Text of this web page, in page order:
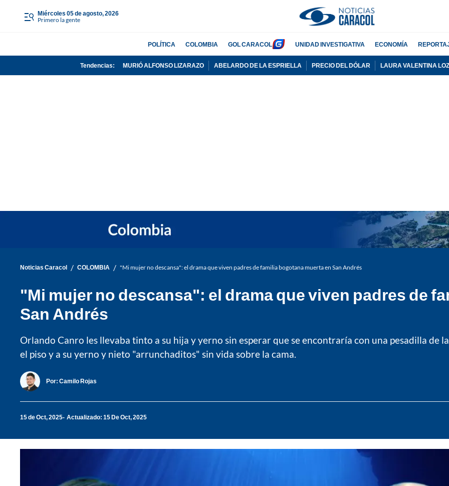
miércoles 05 de agosto, 2026
Primero la gente
POLÍTICA COLOMBIA GOL CARACOL UNIDAD INVESTIGATIVA ECONOMÍA
Tendencias: MURIÓ ALFONSO LIZARAZO ABELARDO DE LA ESPRIELLA PRECIO DEL DÓLAR LAURA VALENTINA
Noticias Caracol / COLOMBIA / "Mi mujer no descansa": el drama que viven padres de familia bogotana muerta en San Andrés
"Mi mujer no descansa": el drama que viven padres de
San Andrés
Orlando Canro les llevaba tinto a su hija y yerno sin esperar que se encontraría con una pesadilla de
el piso y a su yerno y nieto "arrunchaditos" sin vida sobre la cama.
Por: Camilo Rojas
15 de Oct, 2025 Actualizado: 15 De Oct, 2025